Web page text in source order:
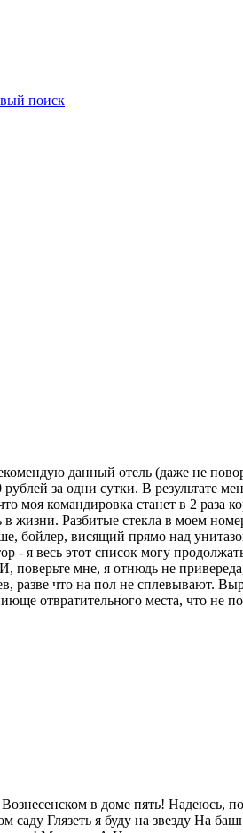
поиск
данный отель (даже не
за одни сутки. В результате
моя командировка станет в 2
в жизни. Разбитые стекла в моем
бойлер, висящий прямо над
- я весь этот список могу
поверьте мне, я отнюдь не
разве что на пол не сплевывают.
отвратительного места, что не
в доме пять! Надеюсь,
саду Глязеть я буду на звезду На